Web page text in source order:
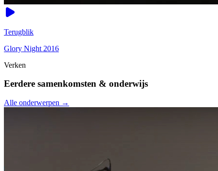
Terugblik
Glory Night 2016
Verken
Eerdere samenkomsten & onderwijs
Alle onderwerpen →